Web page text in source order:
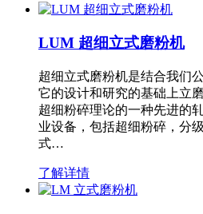
LUM 超细立式磨粉机
超细立式磨粉机是结合我们
它的设计和研究的基础上立
超细粉碎理论的一种先进的
业设备，包括超细粉碎，分
式…
了解详情